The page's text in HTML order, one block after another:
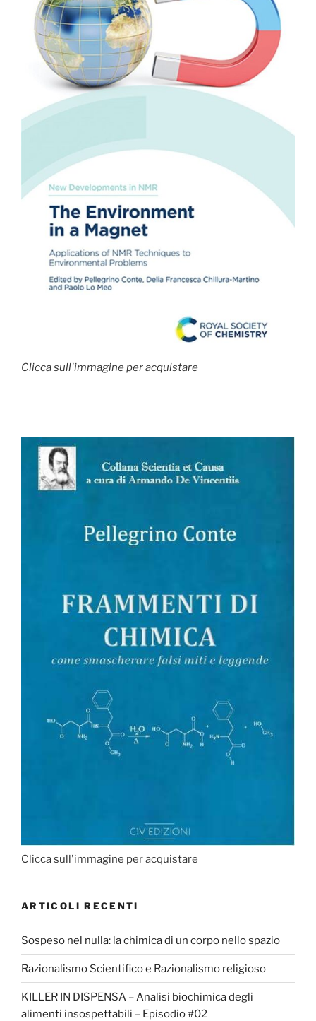
Clicca sull'immagine per acquistare
Clicca sull'immagine per acquistare
ARTICOLI RECENTI
Sospeso nel nulla: la chimica di un corpo nello spazio
Razionalismo Scientifico e Razionalismo religioso
KILLER IN DISPENSA – Analisi biochimica degli
alimenti insospettabili – Episodio #02